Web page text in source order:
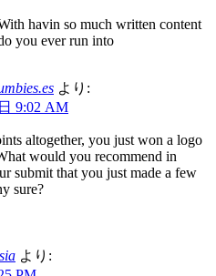
havin so much written content
you ever run into
より:
9:02 AM
altogether, you just won a logo
would you recommend in
submit that you just made a few
sure?
より: